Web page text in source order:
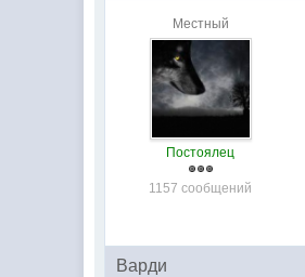
Местный
Постоялец
1157 сообщений
Варди